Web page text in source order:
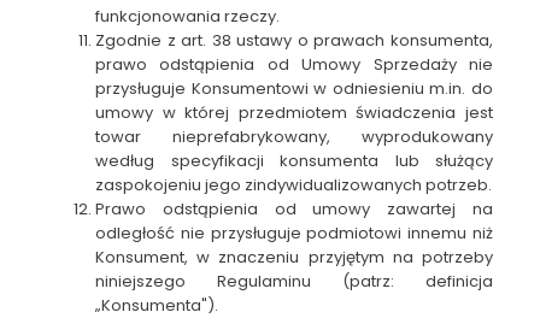
funkcjonowania rzeczy.
Zgodnie z art. 38 ustawy o prawach konsumenta,
prawo odstąpienia od Umowy Sprzedaży nie
przysługuje Konsumentowi w odniesieniu m.in. do
umowy w której przedmiotem świadczenia jest
towar nieprefabrykowany, wyprodukowany
według specyfikacji konsumenta lub służący
zaspokojeniu jego zindywidualizowanych potrzeb.
Prawo odstąpienia od umowy zawartej na
odległość nie przysługuje podmiotowi innemu niż
Konsument, w znaczeniu przyjętym na potrzeby
niniejszego Regulaminu (patrz: definicja
„Konsumenta").